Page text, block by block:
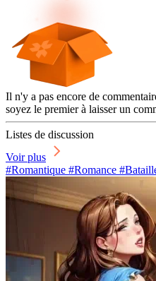
Il n'y a pas encore de
soyez le premier à laisser un
Listes de discussion
Voir plus
#Romantique #Romance